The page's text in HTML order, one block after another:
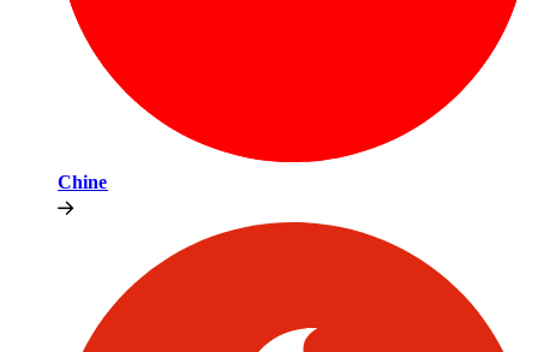
Chine​​